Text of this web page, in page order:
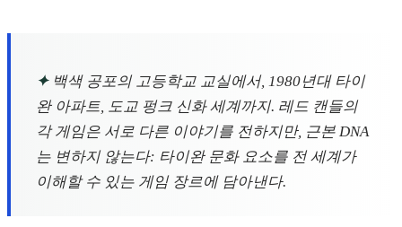
✦백색 공포의 고등학교 교실에서, 1980년대 타이
완 아파트, 도교 펑크 신화 세계까지. 레드 캔들의
각 게임은 서로 다른 이야기를 전하지만, 근본 DNA
는 변하지 않는다: 타이완 문화 요소를 전 세계가
이해할 수 있는 게임 장르에 담아낸다.